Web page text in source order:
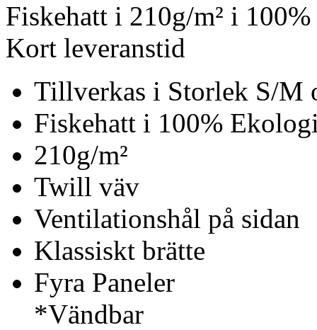
Fiskehatt i 210g/m² i
Kort leveranstid
Tillverkas i Storlek S/M
Fiskehatt i 100%
210g/m²
Twill väv
Ventilationshål på sidan
Klassiskt brätte
Fyra Paneler
*Vändbar